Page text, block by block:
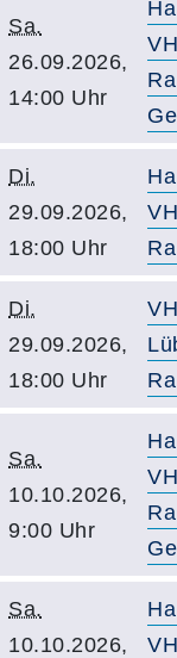
Sa.
26.09.2026,
14:00 Uhr
Di.
29.09.2026,
18:00 Uhr
Di.
29.09.2026,
18:00 Uhr
Sa.
10.10.2026,
9:00 Uhr
Sa.
10.10.2026,